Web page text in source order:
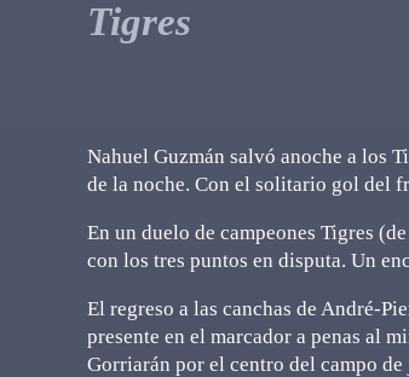
hacemos periodismo
Tigres
Nahuel Guzmán salvó anoche a los
de la noche. Con el solitario gol del
En un duelo de campeones Tigres
con los tres puntos en disputa. Un
El regreso a las canchas de André-
presente en el marcador a penas al
Gorriarán por el centro del campo